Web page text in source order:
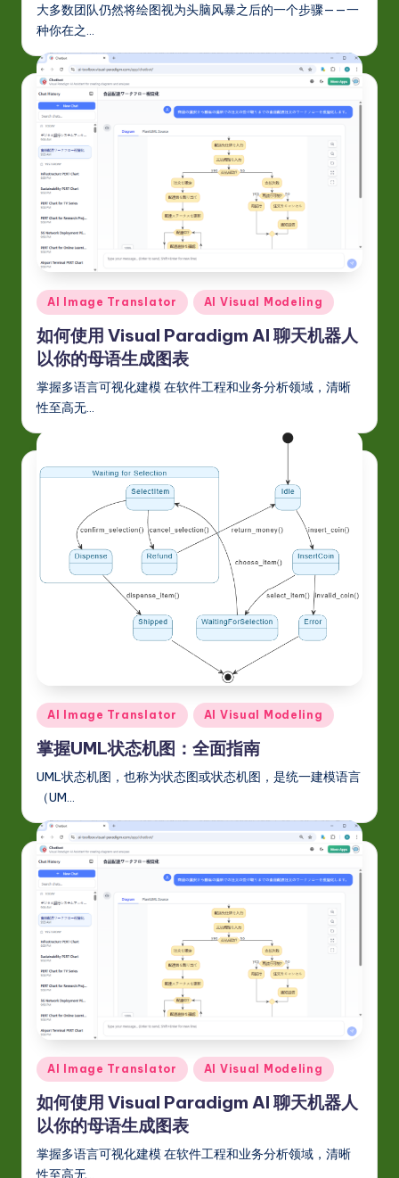
大多数团队仍然将绘图视为头脑风暴之后的一个步骤——一
种你在之…
Posted
in
AI Image Translator AI Visual Modeling
如何使用 Visual Paradigm AI 聊天机器人
以你的母语生成图表
掌握多语言可视化建模 在软件工程和业务分析领域，清晰
性至高无…
Posted
in
AI Image Translator AI Visual Modeling
掌握UML状态机图：全面指南
UML状态机图，也称为状态图或状态机图，是统一建模语言
（UM…
Posted
in
AI Image Translator AI Visual Modeling
如何使用 Visual Paradigm AI 聊天机器人
以你的母语生成图表
掌握多语言可视化建模 在软件工程和业务分析领域，清晰